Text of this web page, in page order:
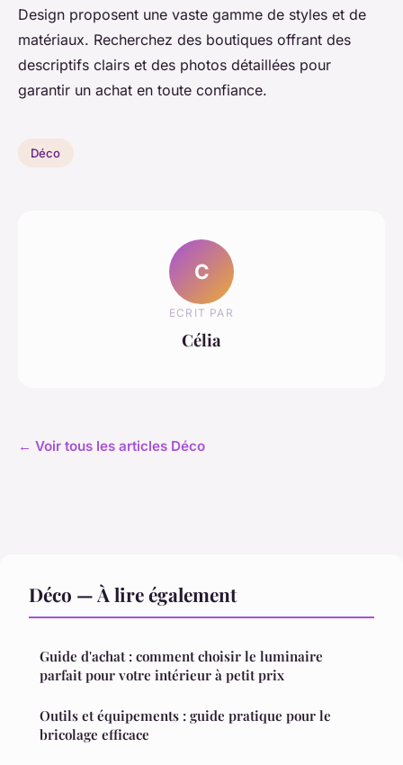
Design proposent une vaste gamme de styles et de
matériaux. Recherchez des boutiques offrant des
descriptifs clairs et des photos détaillées pour
garantir un achat en toute confiance.
Déco
C
ECRIT PAR
Célia
← Voir tous les articles Déco
Déco — À lire également
Guide d'achat : comment choisir le luminaire
parfait pour votre intérieur à petit prix
Outils et équipements : guide pratique pour le
bricolage efficace